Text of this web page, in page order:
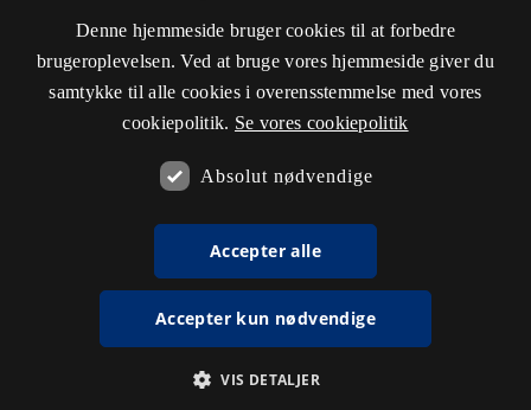
Denne hjemmeside bruger cookies til at forbedre
brugeroplevelsen. Ved at bruge vores hjemmeside giver du
samtykke til alle cookies i overensstemmelse med vores
cookiepolitik. Se vores cookiepolitik
Absolut nødvendige
Accepter alle
Accepter kun nødvendige
VIS DETALJER